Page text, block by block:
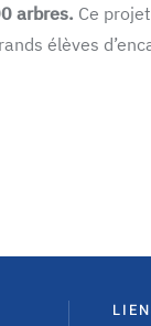
arbres. Ce
élèves